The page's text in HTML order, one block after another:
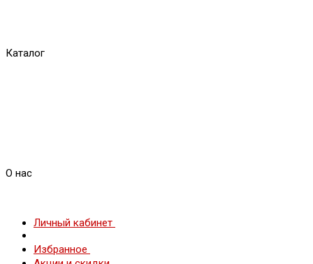
Каталог
О нас
Личный кабинет
Избранное